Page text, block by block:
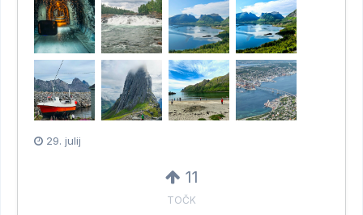
29. julij
11
TOČK